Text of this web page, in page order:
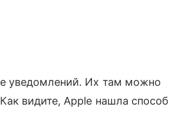
уведомлений. Их там можно
видите, Apple нашла способ